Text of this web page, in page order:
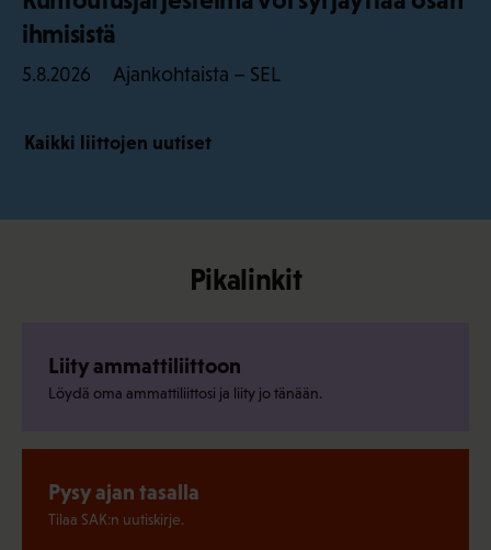
ihmisistä
5.8.2026 Ajankohtaista – SEL
Kaikki liittojen uutiset
Pikalinkit
Liity ammattiliittoon
Löydä oma ammattiliittosi ja liity jo tänään.
Pysy ajan tasalla
Tilaa SAK:n uutiskirje.